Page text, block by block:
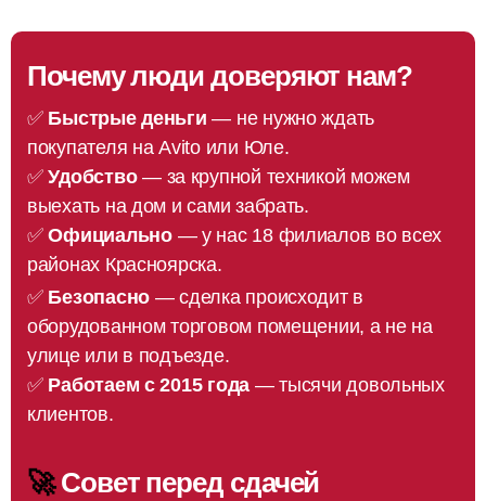
Почему люди доверяют нам?
✅ Быстрые деньги — не нужно ждать
покупателя на Avito или Юле.
✅Удобство— за крупной техникой можем
выехать на дом и сами забрать.
✅Официально— у нас 18 филиалов во всех
районах Красноярска.
✅ Безопасно — сделка происходит в
оборудованном торговом помещении, а не на
улице или в подъезде.
✅ Работаем с 2015 года — тысячи довольных
клиентов.
🚀Совет перед сдачей